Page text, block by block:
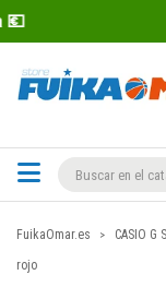
FuikaOmar.es CASIO G
rojo